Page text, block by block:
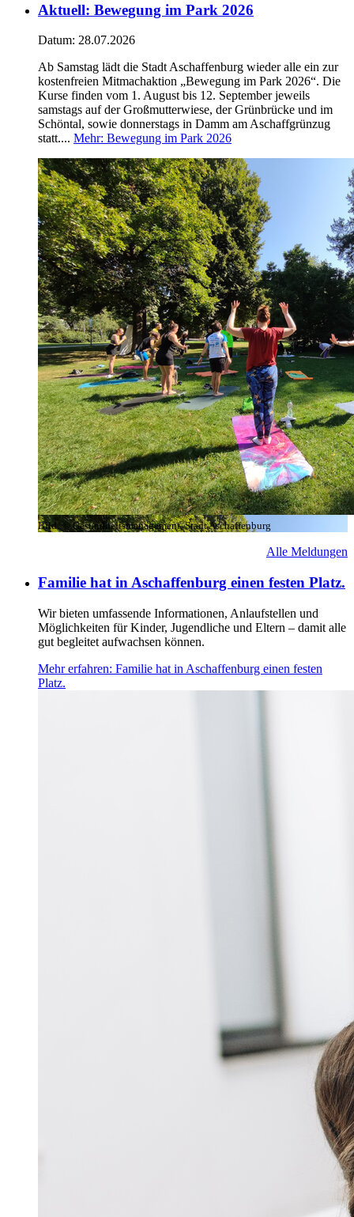
Aktuell: Bewegung im Park 2026
Datum: 28.07.2026
Ab Samstag lädt die Stadt Aschaffenburg wieder alle ein zur
kostenfreien Mitmachaktion „Bewegung im Park 2026“. Die
Kurse finden vom 1. August bis 12. September jeweils
samstags auf der Großmutterwiese, der Grünbrücke und im
Schöntal, sowie donnerstags in Damm am Aschaffgrünzug
statt.... Mehr: Bewegung im Park 2026
Bild:© Gesundheitsmanagement, Stadt Aschaffenburg
Alle Meldungen
Familie hat in Aschaffenburg einen festen Platz.
Wir bieten umfassende Informationen, Anlaufstellen und
Möglichkeiten für Kinder, Jugendliche und Eltern – damit alle
gut begleitet aufwachsen können.
Mehr erfahren: Familie hat in Aschaffenburg einen festen
Platz.